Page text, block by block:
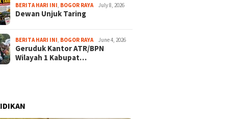
BERITA HARI INI BOGOR RAYA July 8, 2026
Dewan Unjuk Taring
BERITA HARI INI BOGOR RAYA June 4, 2026
Geruduk Kantor ATR/BPN
Wilayah 1 Kabupat…